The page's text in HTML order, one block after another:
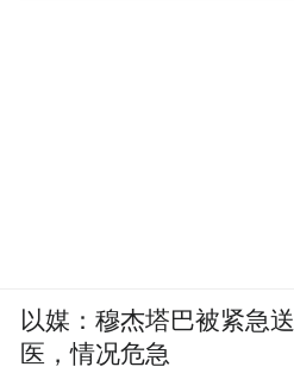
以媒：穆杰塔巴被紧急送
医，情况危急